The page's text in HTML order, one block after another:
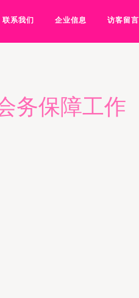
联系我们 企业信息 访客留言
务保障工作